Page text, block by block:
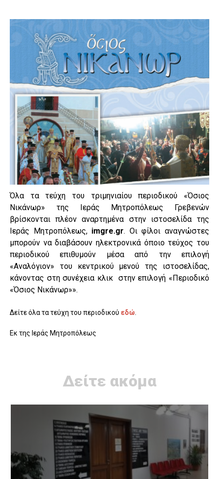
Όλα τα τεύχη του τριμηνιαίου περιοδικού «Όσιος
Νικάνωρ» της Ιεράς Μητροπόλεως Γρεβενών
βρίσκονται πλέον αναρτημένα στην ιστοσελίδα της
Ιεράς Μητροπόλεως, imgre.gr. Οι φίλοι αναγνώστες
μπορούν να διαβάσουν ηλεκτρονικά όποιο τεύχος του
περιοδικού επιθυμούν μέσα από την επιλογή
«Αναλόγιον» του κεντρικού μενού της ιστοσελίδας,
κάνοντας στη συνέχεια κλικ στην επιλογή «Περιοδικό
«Όσιος Νικάνωρ»».
Δείτε όλα τα τεύχη του περιοδικού εδώ
Εκ της Ιεράς Μητροπόλεως
Δείτε ακόμα